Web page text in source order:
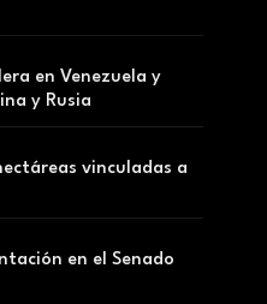
en Venezuela y
y Rusia
vinculadas a
en el Senado